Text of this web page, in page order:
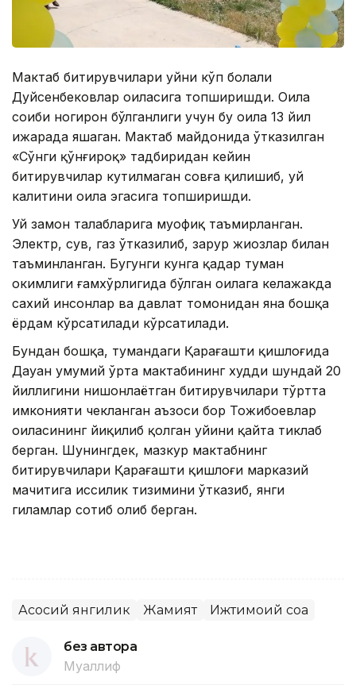
Мактаб битирувчилари уйни кўп болали
Дуйсенбековлар оиласига топширишди. Оила
соҳиби ногирон бўлганлиги учун бу оила 13 йил
ижарада яшаган. Мактаб майдонида ўтказилган
«Сўнги қўнғироқ» тадбиридан кейин
битирувчилар кутилмаган совға қилишиб, уй
калитини оила эгасига топширишди.
Уй замон талабларига муофиқ таъмирланган.
Электр, сув, газ ўтказилиб, зарур жиҳозлар билан
таъминланган. Бугунги кунга қадар туман
ҳокимлиги ғамхўрлигида бўлган оилага келажакда
сахий инсонлар ва давлат томонидан яна бошқа
ёрдам кўрсатилади кўрсатилади.
Бундан бошқа, тумандаги Қарағашти қишлоғида
Дауан умумий ўрта мактабининг худди шундай 20
йиллигини нишонлаётган битирувчилари тўртта
имконияти чекланган аъзоси бор Тожибоевлар
оиласининг йиқилиб қолган уйини қайта тиклаб
берган. Шунингдек, мазкур мактабнинг
битирувчилари Қарағашти қишлоғи марказий
мачитига иссилик тизимини ўтказиб, янги
гиламлар сотиб олиб берган.
Асосий янгилик Жамият Ижтимоий соҳа
без автора
Муаллиф